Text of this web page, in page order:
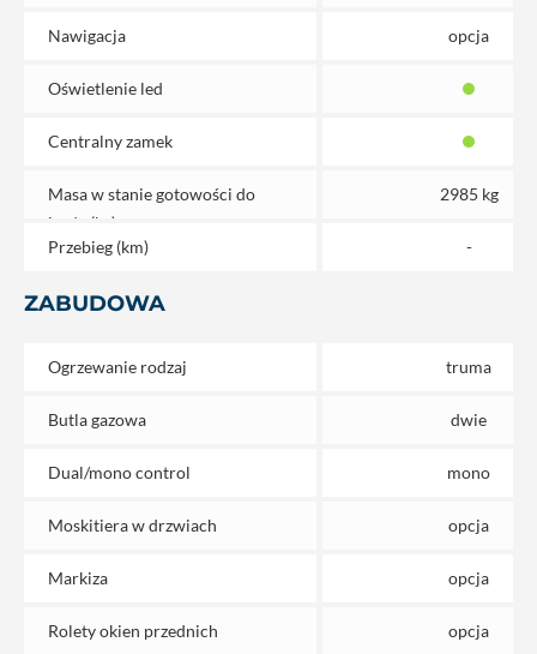
Nawigacja
Oświetlenie led
Centralny zamek
Masa w stanie gotowości do
jazdy (kg)
Przebieg (km)
ZABUDOWA
Ogrzewanie rodzaj
Butla gazowa
Dual/mono control
Moskitiera w drzwiach
Markiza
Rolety okien przednich
opcja
2985 kg
-
truma
dwie
mono
opcja
opcja
opcja